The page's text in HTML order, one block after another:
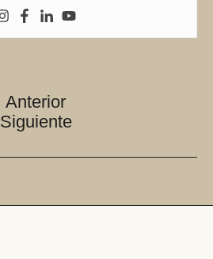
Anterior
Siguiente